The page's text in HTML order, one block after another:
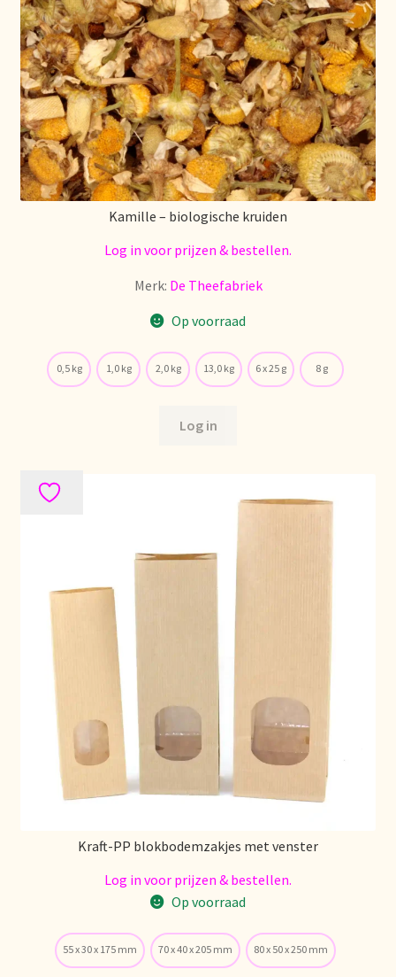
Nieuwsbrief
Notre vision du thé
Nuestra visión del té
Online shop
Onlineshop
Onze visie op thee
Our vision on tea
Pagos y descuentos
Pedidos y plazos de entrega
Personal Branding
Personal Branding
Personal Branding
Pricing policy
Kamille – biologische kruiden
Log in voor prijzen & bestellen.
Merk: De Theefabriek
Op voorraad
0,5 kg 1,0 kg 2,0 kg 13,0 kg 6 x 25 g 8 g
Log in
Kraft-PP blokbodemzakjes met venster
Log in voor prijzen & bestellen.
Op voorraad
55 x 30 x 175 mm 70 x 40 x 205 mm 80 x 50 x 250 mm